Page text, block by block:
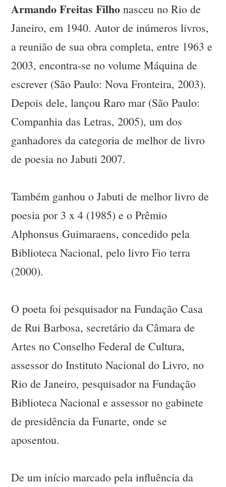
Armando Freitas Filho nasceu no Rio de
Janeiro, em 1940. Autor de inúmeros livros,
a reunião de sua obra completa, entre 1963 e
2003, encontra-se no volume Máquina de
escrever (São Paulo: Nova Fronteira, 2003).
Depois dele, lançou Raro mar (São Paulo:
Companhia das Letras, 2005), um dos
ganhadores da categoria de melhor de livro
de poesia no Jabuti 2007.
Também ganhou o Jabuti de melhor livro de
poesia por 3 x 4 (1985) e o Prêmio
Alphonsus Guimaraens, concedido pela
Biblioteca Nacional, pelo livro Fio terra
(2000).
O poeta foi pesquisador na Fundação Casa
de Rui Barbosa, secretário da Câmara de
Artes no Conselho Federal de Cultura,
assessor do Instituto Nacional do Livro, no
Rio de Janeiro, pesquisador na Fundação
Biblioteca Nacional e assessor no gabinete
de presidência da Funarte, onde se
aposentou.
De um início marcado pela influência da